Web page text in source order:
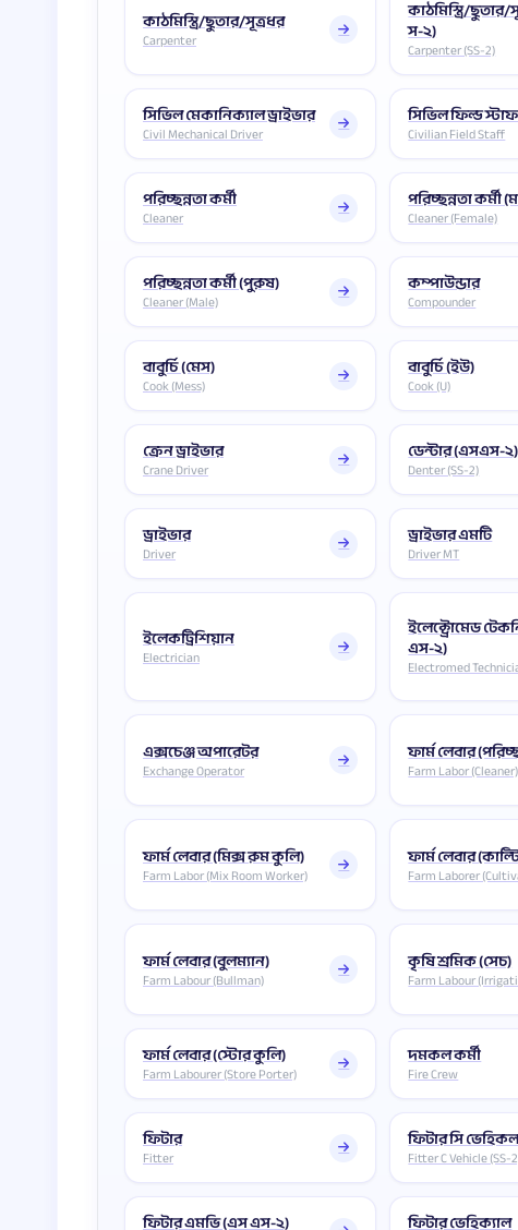
কাঠমিস্ত্রি/ছুতার/সূত্রধর
Carpenter
কাঠমিস্ত্রি/
স-২)
Carpenter (SS-2)
সিভিল মেকানিক্যাল ড্রাইভার
Civil Mechanical Driver
সিভিল ফিল্ড স্টাফ
Civilian Field Staff
পরিচ্ছন্নতা কর্মী
Cleaner
পরিচ্ছন্নতা কর্মী
Cleaner (Female)
পরিচ্ছন্নতা কর্মী (পুরুষ)
Cleaner (Male)
কম্পাউন্ডার
Compounder
বাবুর্চি (মেস)
Cook (Mess)
বাবুর্চি (ইউ)
Cook (U)
ক্রেন ড্রাইভার
Crane Driver
ডেন্টার (এসএস-২)
Denter (SS-2)
ড্রাইভার
Driver
ড্রাইভার এমটি
Driver MT
ইলেকট্রিশিয়ান
Electrician
ইলেক্ট্রোমেড
এস-২)
Electromed
এক্সচেঞ্জ অপারেটর
Exchange Operator
ফার্ম লেবার
Farm Labor (Cleaner)
ফার্ম লেবার (মিক্স রুম কুলি)
Farm Labor (Mix Room Worker)
ফার্ম লেবার
Farm Laborer
ফার্ম লেবার (বুলম্যান)
Farm Labour (Bullman)
কৃষি শ্রমিক (সেচ)
Farm Labour
ফার্ম লেবার (স্টোর কুলি)
Farm Labourer (Store Porter)
দমকল কর্মী
Fire Crew
ফিটার
Fitter
ফিটার সি
Fitter C Vehicle (SS-
ফিটার এমভি (এস এস-২) ফিটার ভেহিক্যাল